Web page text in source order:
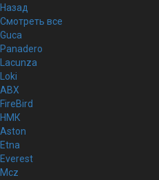
Назад
Смотреть все
Guca
Panadero
Lacunza
Loki
ABX
FireBird
НМК
Aston
Etna
Everest
Mcz